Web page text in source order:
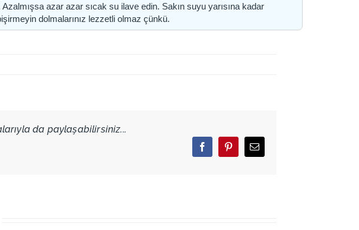
azar azar sıcak su ilave edin. Sakın suyu yarısına kadar
dolmalarınız lezzetli olmaz çünkü.
da paylaşabilirsiniz...
FacebookPinterestEmail